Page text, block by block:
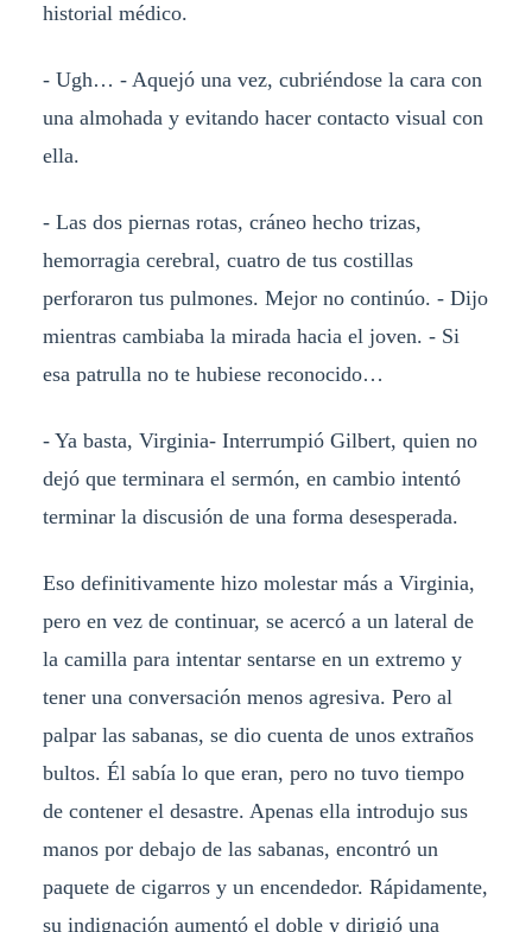
historial médico.
- Ugh… - Aquejó una vez, cubriéndose la cara con
una almohada y evitando hacer contacto visual con
ella.
- Las dos piernas rotas, cráneo hecho trizas,
hemorragia cerebral, cuatro de tus costillas
perforaron tus pulmones. Mejor no continúo. - Dijo
mientras cambiaba la mirada hacia el joven. - Si
esa patrulla no te hubiese reconocido…
- Ya basta, Virginia- Interrumpió Gilbert, quien no
dejó que terminara el sermón, en cambio intentó
terminar la discusión de una forma desesperada.
Eso definitivamente hizo molestar más a Virginia,
pero en vez de continuar, se acercó a un lateral de
la camilla para intentar sentarse en un extremo y
tener una conversación menos agresiva. Pero al
palpar las sabanas, se dio cuenta de unos extraños
bultos. Él sabía lo que eran, pero no tuvo tiempo
de contener el desastre. Apenas ella introdujo sus
manos por debajo de las sabanas, encontró un
paquete de cigarros y un encendedor. Rápidamente,
su indignación aumentó el doble y dirigió una